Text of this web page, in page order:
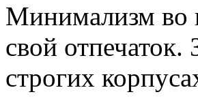
Минимализм во
свой отпечаток.
строгих